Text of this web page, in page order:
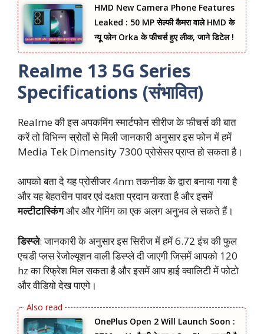
HMD New Camera Phone Features
Leaked : 50 MP सेल्फी कैमरा वाले HMD के
न्यू फोन Orka के फीचर्स हुए लीक, जाने डिटेल !
Realme 13 5G Series
Specifications (संभावित)
Realme की इस अपकमिंग स्मार्टफोन सीरीज के फीचर्स की बात
करें तो विभिन्न स्रोतों से मिली जानकारी अनुसार इस फोन में हमें
Media Tek Dimensity 7300 प्रोसेसर प्राप्त हो सकता है।
आपको बता दे यह प्रोसीजर 4nm तकनीक के द्वारा बनाया गया है
और यह बेहतरीन पावर एवं दक्षता प्रदान करता है और इसमें
मल्टीटास्किंगऔर और गेमिंग का एक अलग अनुभव ले सकते हैं।
डिस्प्ले: जानकारी के अनुसार इस सिरीज में हमें 6.72 इंच की फुल
एचडी प्लस रेजोल्यूशन वाली डिस्प्ले दी जाएगी जिसमें आपको 120
hz का रिफ्रेश मिल सकता है और इसमें आप हाई क्वालिटी में फोटो
और वीडियो देख पाएगे।
OnePlus Open 2 Will Launch Soon :